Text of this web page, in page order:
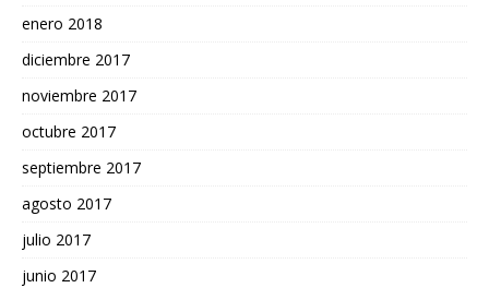
enero 2018
diciembre 2017
noviembre 2017
octubre 2017
septiembre 2017
agosto 2017
julio 2017
junio 2017